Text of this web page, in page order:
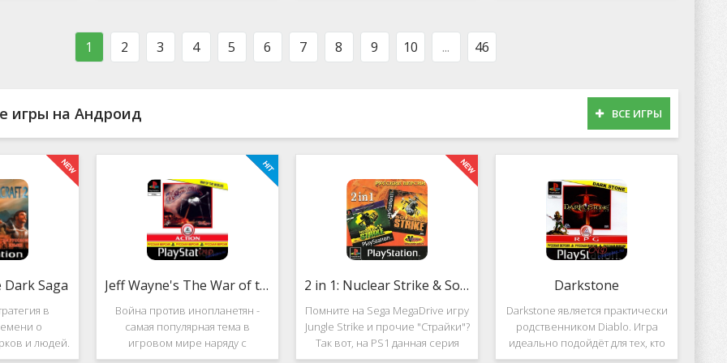
танцевальная музыка,
персонажами в
1 2 3 4 5 6 7 8 9 10 ... 46
игры на Андроид ВСЕ ИГРЫ
Saga
в
о
и людей.
Saga
Jeff Wayne's The War of the Worlds
Война против инопланетян -
самая популярная тема в
игровом мире наряду с
войнами против террористов и
2 in 1: Nuclear Strike & Soviet Strike
Помните на Sega MegaDrive игру
Jungle Strike и прочие "Страйки"?
Так вот, на PS1 данная серия
продолжила своё
Darkstone
Darkstone является практически
родственником Diablo. Игра
идеально подойдёт для тех, кто
ищет альтернативу последнему.